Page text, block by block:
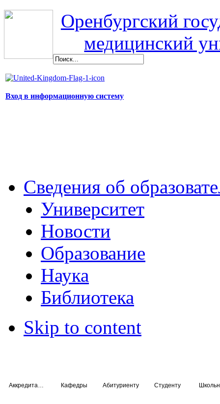
Оренбургский
медицинский
Вход в информационную систему
Сведения об
Университет
Новости
Образование
Наука
Библиотека
Skip to content
Кафедры Абитуриенту Студенту